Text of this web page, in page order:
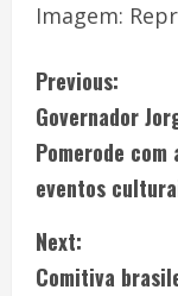
Imagem:
Previous:
Governador
Pomerode
eventos
Next:
Comitiva